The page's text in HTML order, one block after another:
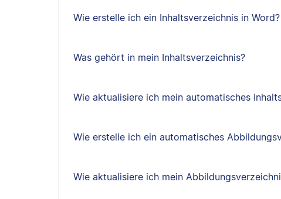
Wie erstelle ich ein Inhaltsverzeichnis in Word?
Was gehört in mein Inhaltsverzeichnis?
Wie aktualisiere ich mein automatisches
Wie erstelle ich ein automatisches
Wie aktualisiere ich mein